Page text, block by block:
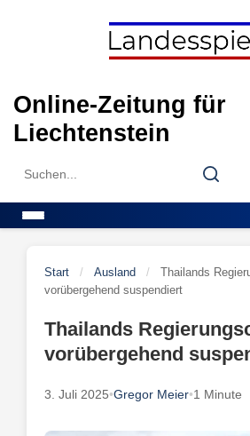
Online-Zeitung für
Liechtenstein
Search
Search
Start / Ausland /
Thailands
vorübergehend suspendiert
Thailands
vorübergehend
3. Juli 2025•Gregor Meier•1 Minute